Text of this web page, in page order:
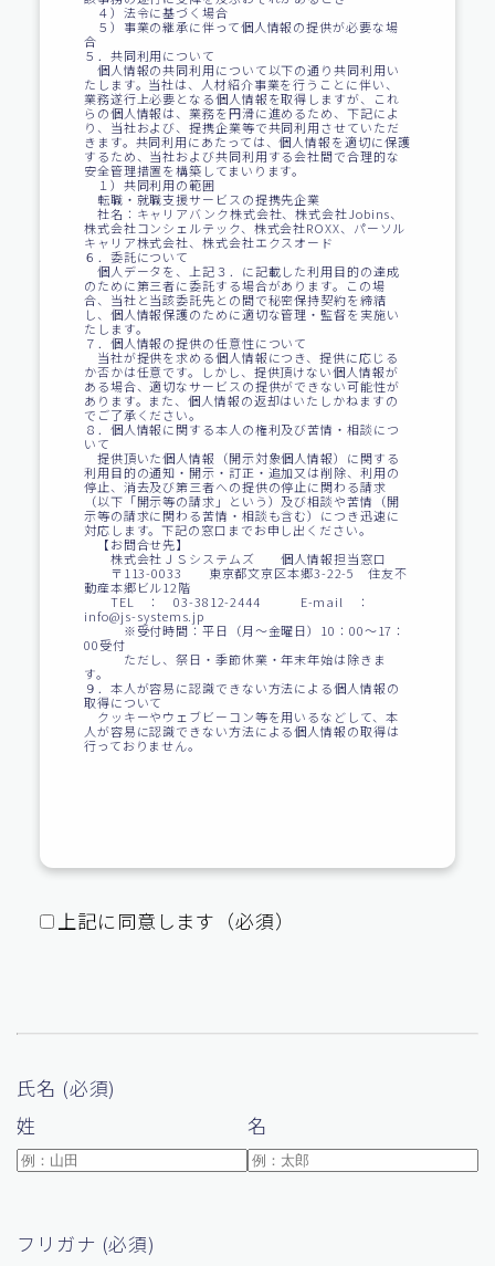
４）法令に基づく場合
５）事業の継承に伴って個人情報の提供が必要な場
合
５．共同利用について
個人情報の共同利用について以下の通り共同利用い
たします。当社は、人材紹介事業を行うことに伴い、
業務遂行上必要となる個人情報を取得しますが、これ
らの個人情報は、業務を円滑に進めるため、下記によ
り、当社および、提携企業等で共同利用させていただ
きます。共同利用にあたっては、個人情報を適切に保護
するため、当社および共同利用する会社間で合理的な
安全管理措置を構築してまいります。
１）共同利用の範囲
転職・就職支援サービスの提携先企業
社名：キャリアバンク株式会社、株式会社Jobins、
株式会社コンシェルテック、株式会社ROXX、パーソル
キャリア株式会社、株式会社エクスオード
６．委託について
個人データを、上記３．に記載した利用目的の達成
のために第三者に委託する場合があります。この場
合、当社と当該委託先との間で秘密保持契約を締結
し、個人情報保護のために適切な管理・監督を実施い
たします。
７．個人情報の提供の任意性について
当社が提供を求める個人情報につき、提供に応じる
か否かは任意です。しかし、提供頂けない個人情報が
ある場合、適切なサービスの提供ができない可能性が
あります。また、個人情報の返却はいたしかねますの
でご了承ください。
８．個人情報に関する本人の権利及び苦情・相談につ
いて
提供頂いた個人情報（開示対象個人情報）に関する
利用目的の通知・開示・訂正・追加又は削除、利用の
停止、消去及び第三者への提供の停止に関わる請求
（以下「開示等の請求」という）及び相談や苦情（開
示等の請求に関わる苦情・相談も含む）につき迅速に
対応します。下記の窓口までお申し出ください。
【お問合せ先】
株式会社ＪＳシステムズ 個人情報担当窓口
〒113-0033 東京都文京区本郷3-22-5 住友不
動産本郷ビル12階
TEL ： 03-3812-2444 E-mail ：
info@js-systems.jp
※受付時間：平日（月～金曜日）10：00～17：
00受付
ただし、祭日・季節休業・年末年始は除きま
す。
９．本人が容易に認識できない方法による個人情報の
取得について
クッキーやウェブビーコン等を用いるなどして、本
人が容易に認識できない方法による個人情報の取得は
行っておりません。
上記に同意します（必須）
氏名 (必須)
姓
名
フリガナ (必須)